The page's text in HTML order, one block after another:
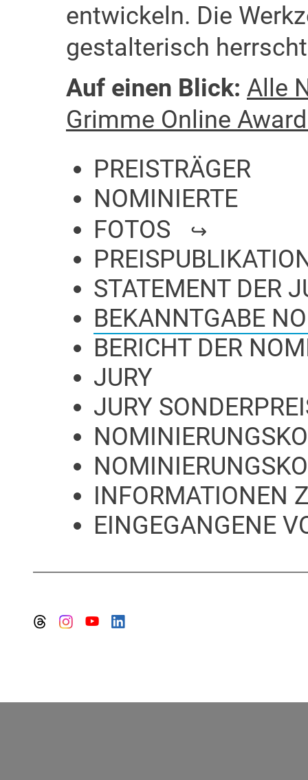
entwickeln. Die
gestalterisch
Auf einen Blick: Alle
Grimme Online
PREISTRÄGER
NOMINIERTE
FOTOS
STATEMENT DER
BEKANNTGABE
BERICHT DER
JURY
JURY
INFORMATIONEN
EINGEGANGENE